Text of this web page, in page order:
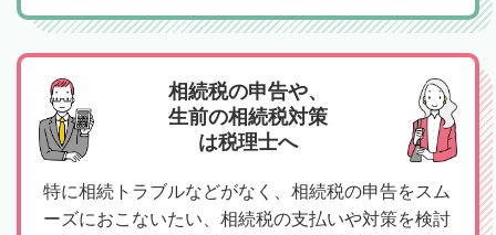
相続税の申告や、
生前の相続税対策
は税理士へ
特に相続トラブルなどがなく、相続税の申告をスム
ーズにおこないたい、相続税の支払いや対策を検討